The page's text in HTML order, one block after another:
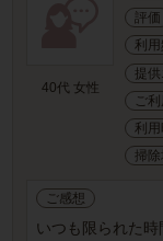
40代 女性
評価
利
提
ご
利用
掃
ご感想
いつも限られた